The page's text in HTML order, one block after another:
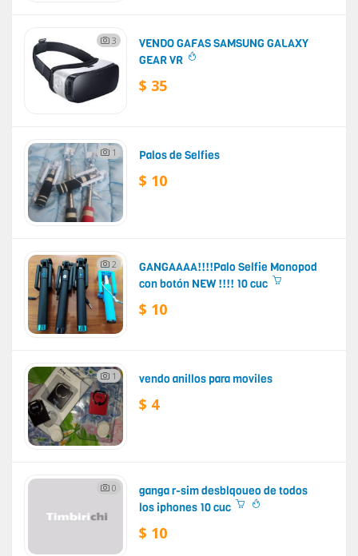
3
VENDO GAFAS SAMSUNG GALAXY
GEAR VR
$ 35
1 Palos de Selfies
$ 10
2
GANGAAAA!!!!Palo Selfie Monopod
con botón NEW !!!! 10 cuc
$ 10
1 vendo anillos para moviles
$ 4
0
ganga r-sim desblqoueo de todos
los iphones 10 cuc
$ 10